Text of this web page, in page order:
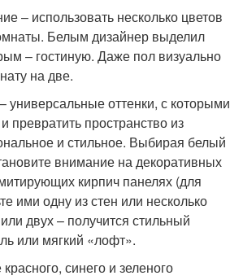
– использовать несколько цветов
Белым дизайнер выделил
– гостиную. Даже пол визуально
на две.
оттенки, с которыми
превратить пространство из
и стильное. Выбирая белый
внимание на декоративных
кирпич панелях (для
ими одну из стен или несколько
двух – получится стильный
или мягкий «лофт».
синего и зеленого